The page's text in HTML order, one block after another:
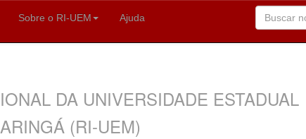
Sobre o RI-UEM Ajuda
DA UNIVERSIDADE ESTADUAL
(RI-UEM)